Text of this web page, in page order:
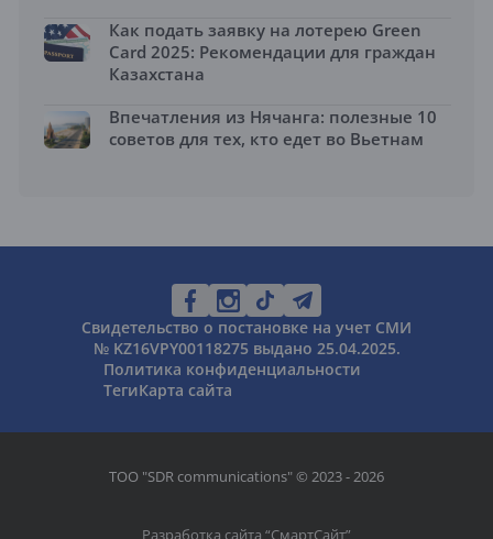
Как подать заявку на лотерею Green
Card 2025: Рекомендации для граждан
Казахстана
Впечатления из Нячанга: полезные 10
советов для тех, кто едет во Вьетнам
Свидетельство о постановке на учет СМИ
№ KZ16VPY00118275 выдано 25.04.2025.
Политика конфиденциальности
ТегиКарта сайта
ТОО "SDR communications" © 2023 - 2026
Разработка сайта “СмартСайт”